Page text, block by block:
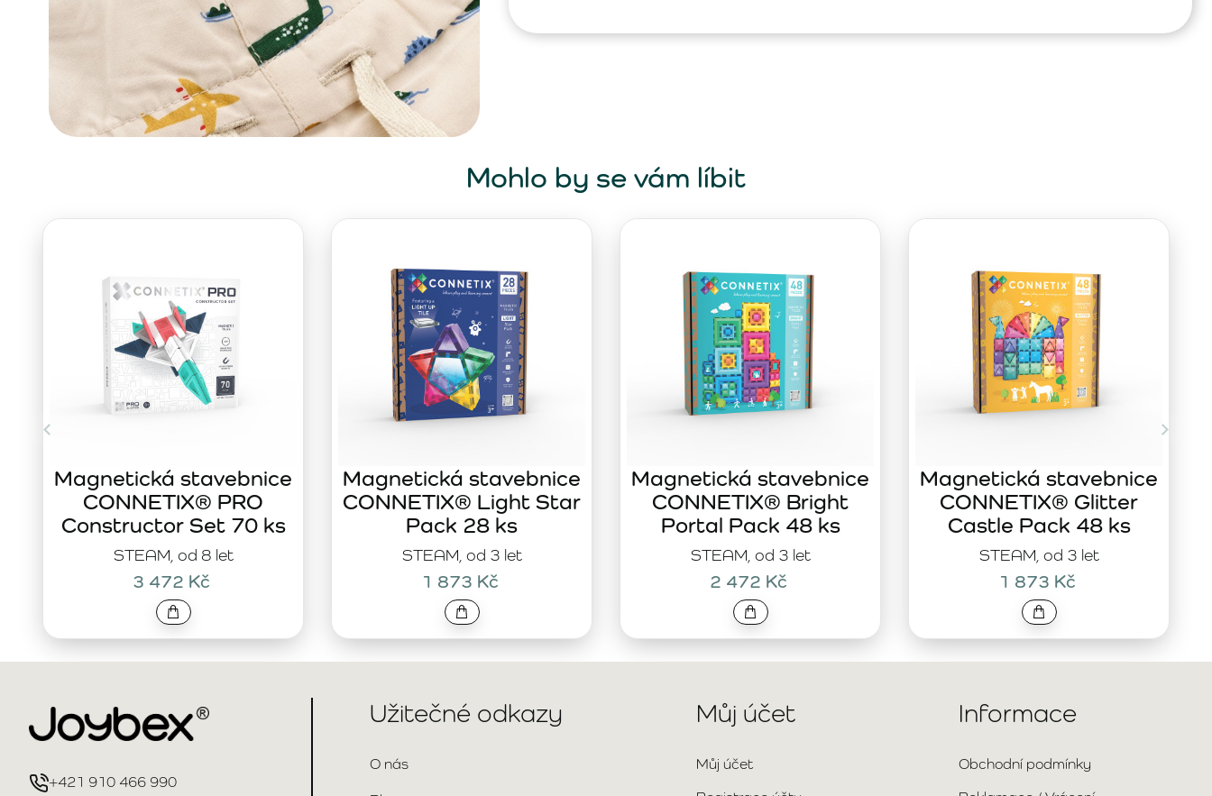
Mohlo by se vám líbit
STEAM, od 8 let
Magnetická stavebnice
CONNETIX® PRO
Constructor Set 70 ks
3 472 Kč
STEAM, od 3 let
Magnetická stavebnice
CONNETIX® Light Star
Pack 28 ks
1 873 Kč
STEAM, od 3 let
Magnetická stavebnice
CONNETIX® Bright
Portal Pack 48 ks
2 472 Kč
STEAM, od 3 let
Magnetická stavebnice
CONNETIX® Glitter
Castle Pack 48 ks
1 873 Kč
+421 910 466 990
Užitečné odkazy
O nás
Můj účet
Můj účet
Informace
Obchodní podmínky